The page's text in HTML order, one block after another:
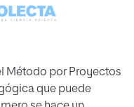
Método por Proyectos
que puede